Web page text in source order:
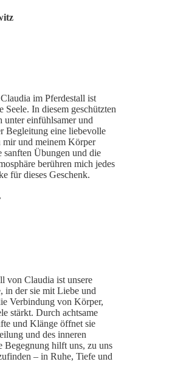
im Pferdestall ist
Seele. In diesem geschützten
unter einfühlsamer und
Begleitung eine liebevolle
mir und meinem Körper
sanften Übungen und die
berühren mich jedes
für dieses Geschenk.
von Claudia ist unsere
in der sie mit Liebe und
Verbindung von Körper,
stärkt. Durch achtsame
und Klänge öffnet sie
und des inneren
Begegnung hilft uns, zu uns
– in Ruhe, Tiefe und